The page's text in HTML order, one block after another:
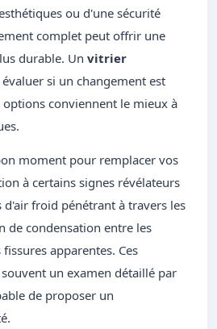
ou d'une sécurité
complet peut offrir une
durable. Un vitrier
si un changement est
options conviennent le mieux à
moment pour remplacer vos
à certains signes révélateurs
d'air froid pénétrant à travers les
de condensation entre les
apparentes. Ces
un examen détaillé par
de proposer un